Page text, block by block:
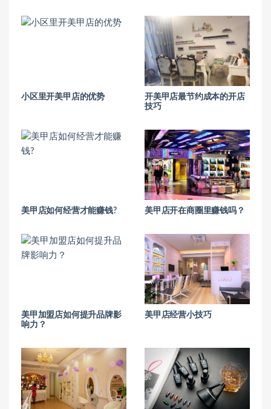
小区里开美甲店的优势
开美甲店最节约成本的开店
技巧
美甲店如何经营才能赚钱? 美甲店开在商圈里赚钱吗？
美甲加盟店如何提升品牌影
响力？
美甲店经营小技巧